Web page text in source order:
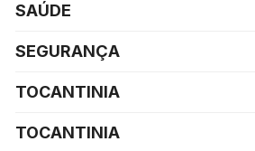
SAÚDE
SEGURANÇA
TOCANTINIA
TOCANTINIA